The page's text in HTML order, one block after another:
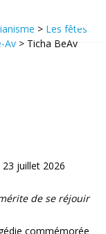
> Les fêtes
Av > Ticha BeAv
juillet 2026
de se réjouir
commémorée